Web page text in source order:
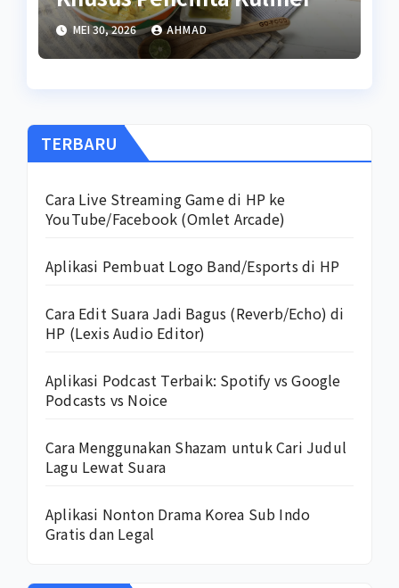
MEI 30, 2026 AHMAD
TERBARU
Cara Live Streaming Game di HP ke
YouTube/Facebook (Omlet Arcade)
Aplikasi Pembuat Logo Band/Esports di HP
Cara Edit Suara Jadi Bagus (Reverb/Echo) di
HP (Lexis Audio Editor)
Aplikasi Podcast Terbaik: Spotify vs Google
Podcasts vs Noice
Cara Menggunakan Shazam untuk Cari Judul
Lagu Lewat Suara
Aplikasi Nonton Drama Korea Sub Indo
Gratis dan Legal